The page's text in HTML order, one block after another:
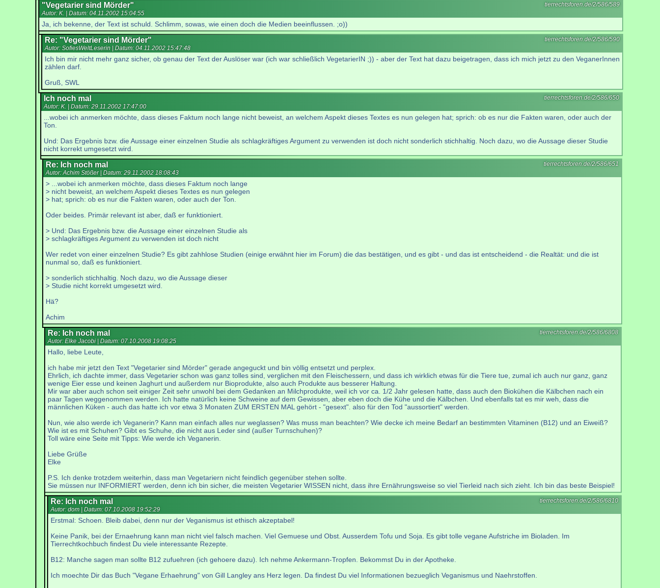
tierrechtsforen.de/2/586/589
"Vegetarier sind Mörder"
Autor: K. | Datum: 04.11.2002 15:04:55
Ja, ich bekenne, der Text ist schuld. Schlimm, sowas, wie einen doch die Medien beeinflussen. ;o))
tierrechtsforen.de/2/586/590
Re: "Vegetarier sind Mörder"
Autor: SofiesWeltLeserin | Datum: 04.11.2002 15:47:48
Ich bin mir nicht mehr ganz sicher, ob genau der Text der Auslöser war (ich war schließlich VegetarierIN ;)) - aber der Text hat dazu beigetragen, dass ich mich jetzt zu den VeganerInnen
zählen darf.
Gruß, SWL
tierrechtsforen.de/2/586/650
Ich noch mal
Autor: K. | Datum: 29.11.2002 17:47:00
...wobei ich anmerken möchte, dass dieses Faktum noch lange nicht beweist, an welchem Aspekt dieses Textes es nun gelegen hat; sprich: ob es nur die Fakten waren, oder auch der
Ton.
Und: Das Ergebnis bzw. die Aussage einer einzelnen Studie als schlagkräftiges Argument zu verwenden ist doch nicht sonderlich stichhaltig. Noch dazu, wo die Aussage dieser Studie
nicht korrekt umgesetzt wird.
tierrechtsforen.de/2/586/651
Re: Ich noch mal
Autor: Achim Stößer | Datum: 29.11.2002 18:08:43
> ...wobei ich anmerken möchte, dass dieses Faktum noch lange
> nicht beweist, an welchem Aspekt dieses Textes es nun gelegen
> hat; sprich: ob es nur die Fakten waren, oder auch der Ton.
Oder beides. Primär relevant ist aber, daß er funktioniert.
> Und: Das Ergebnis bzw. die Aussage einer einzelnen Studie als
> schlagkräftiges Argument zu verwenden ist doch nicht
Wer redet von einer einzelnen Studie? Es gibt zahhlose Studien (einige erwähnt hier im Forum) die das bestätigen, und es gibt - und das ist entscheidend - die Realtät: und die ist
nunmal so, daß es funktioniert.
> sonderlich stichhaltig. Noch dazu, wo die Aussage dieser
> Studie nicht korrekt umgesetzt wird.
Hä?
Achim
tierrechtsforen.de/2/586/6808
Re: Ich noch mal
Autor: Elke Jacobi | Datum: 07.10.2008 19:08:25
Hallo, liebe Leute,
ich habe mir jetzt den Text "Vegetarier sind Mörder" gerade angeguckt und bin völlig entsetzt und perplex.
Ehrlich, ich dachte immer, dass Vegetarier schon was ganz tolles sind, verglichen mit den Fleischessern, und dass ich wirklich etwas für die Tiere tue, zumal ich auch nur ganz, ganz
wenige Eier esse und keinen Jaghurt und außerdem nur Bioprodukte, also auch Produkte aus besserer Haltung.
Mir war aber auch schon seit einiger Zeit sehr unwohl bei dem Gedanken an Milchprodukte, weil ich vor ca. 1/2 Jahr gelesen hatte, dass auch den Biokühen die Kälbchen nach ein
paar Tagen weggenommen werden. Ich hatte natürlich keine Schweine auf dem Gewissen, aber eben doch die Kühe und die Kälbchen. Und ebenfalls tat es mir weh, dass die
männlichen Küken - auch das hatte ich vor etwa 3 Monaten ZUM ERSTEN MAL gehört - "gesext". also für den Tod "aussortiert" werden.
Nun, wie also werde ich Veganerin? Kann man einfach alles nur weglassen? Was muss man beachten? Wie decke ich meine Bedarf an bestimmten Vitaminen (B12) und an Eiweiß?
Wie ist es mit Schuhen? Gibt es Schuhe, die nicht aus Leder sind (außer Turnschuhen)?
Toll wäre eine Seite mit Tipps: Wie werde ich Veganerin.
Liebe Grüße
Elke
P.S. Ich denke trotzdem weiterhin, dass man Vegetariern nicht feindlich gegenüber stehen sollte.
Sie müssen nur INFORMIERT werden, denn ich bin sicher, die meisten Vegetarier WISSEN nicht, dass ihre Ernährungsweise so viel Tierleid nach sich zieht. Ich bin das beste Beispiel!
tierrechtsforen.de/2/586/6810
Re: Ich noch mal
Autor: dom | Datum: 07.10.2008 19:52:29
Erstmal: Schoen. Bleib dabei, denn nur der Veganismus ist ethisch akzeptabel!
Keine Panik, bei der Ernaehrung kann man nicht viel falsch machen. Viel Gemuese und Obst. Ausserdem Tofu und Soja. Es gibt tolle vegane Aufstriche im Bioladen. Im
Tierrechtkochbuch findest Du viele interessante Rezepte.
B12: Manche sagen man sollte B12 zufuehren (ich gehoere dazu). Ich nehme Ankermann-Tropfen. Bekommst Du in der Apotheke.
Ich moechte Dir das Buch "Vegane Erhaehrung" von Gill Langley ans Herz legen. Da findest Du viel Informationen bezueglich Veganismus und Naehrstoffen.